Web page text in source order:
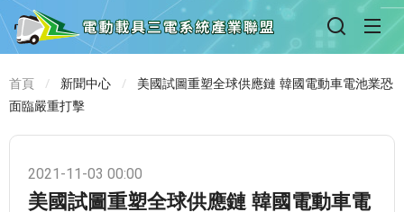
首頁 新聞中心
美國試圖重塑全球供應鏈 韓國電動車電池業恐
面臨嚴重打擊
2021-11-03 00:00
美國試圖重塑全球供應鏈 韓國電動車電